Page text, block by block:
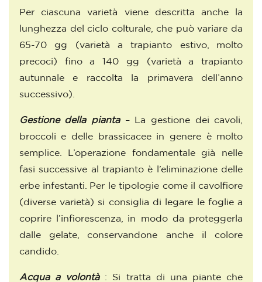
Per ciascuna varietà viene descritta anche la
lunghezza del ciclo colturale, che può variare da
65-70 gg (varietà a trapianto estivo, molto
precoci) fino a 140 gg (varietà a trapianto
autunnale e raccolta la primavera dell’anno
successivo).
Gestione della pianta– La gestione dei cavoli,
broccoli e delle brassicacee in genere è molto
semplice. L’operazione fondamentale già nelle
fasi successive al trapianto è l’eliminazione delle
erbe infestanti. Per le tipologie come il cavolfiore
(diverse varietà) si consiglia di legare le foglie a
coprire l’infiorescenza, in modo da proteggerla
dalle gelate, conservandone anche il colore
candido.
Acqua a volontà: Si tratta di una piante che